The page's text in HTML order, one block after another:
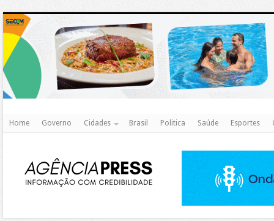
Home Governo Cidades Brasil Politica Saúde Esportes